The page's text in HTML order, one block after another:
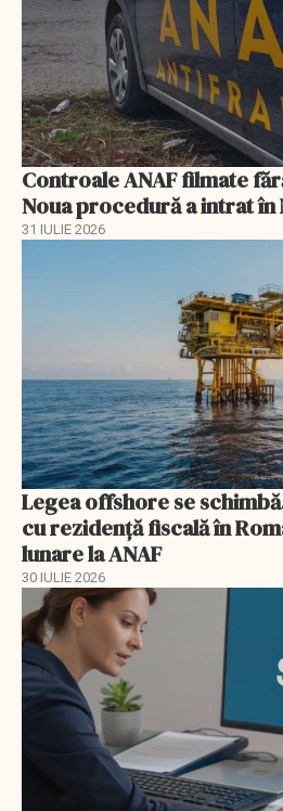
Controale ANAF filmate
Noua procedură a intrat
31 IULIE 2026
Legea offshore se
cu rezidență fiscală în
lunare la ANAF
30 IULIE 2026